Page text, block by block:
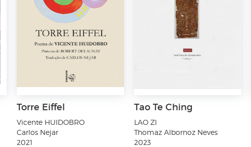
Torre Eiffel
Vicente HUIDOBRO
Carlos Nejar
2021
Tao Te Ching
LAO ZI
Thomaz Albornoz Neves
2023